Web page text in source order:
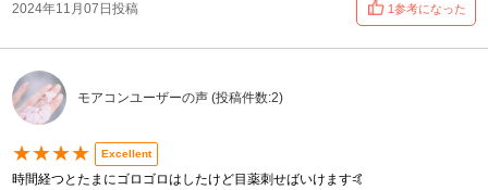
2024年11月07日投稿 1参考になった
モアコンユーザーの声 (投稿件数:2)
★★★★ Excellent
時間経つとたまにゴロゴロはしたけど目薬刺せばいけます🤙